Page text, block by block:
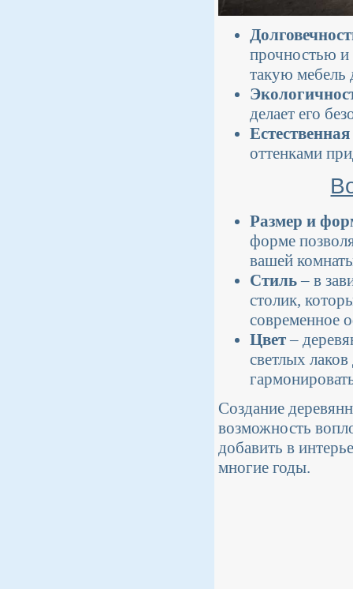
прочностью и
такую мебель
делает его
оттенками
Размер и
форме
вашей
Стиль– в
столик,
современное
Цвет–
светлых
Создание
возможность
добавить в
многие годы.